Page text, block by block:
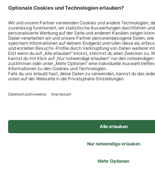
Datenschutzhinweise
Impressum
Privatsphäre-
© 2026 REWE Group - All rights